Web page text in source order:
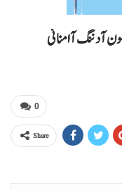
مون آ دننگ آ امنائی
0
Share